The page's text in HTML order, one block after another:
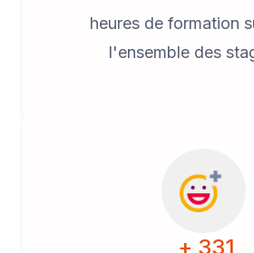
heures de formation
l'ensemble des
+ 331